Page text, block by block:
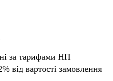
за тарифами НП
від вартості замовлення